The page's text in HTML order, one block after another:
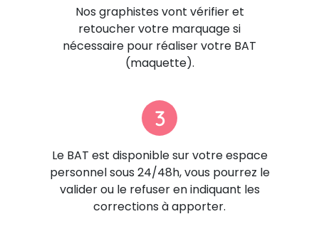
Nos graphistes vont vérifier et
retoucher votre marquage si
nécessaire pour réaliser votre BAT
(maquette).
3
Le BAT est disponible sur votre espace
personnel sous 24/48h, vous pourrez le
valider ou le refuser en indiquant les
corrections à apporter.